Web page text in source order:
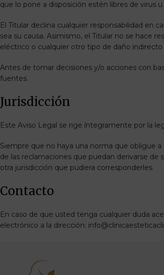
que lo pone a disposición estén libres de virus
El Titular declina cualquier responsabilidad en
sea su causa. Asimismo, el Titular no se hace
eléctrico o cualquier otro tipo de daño
Antes de tomar decisiones y/o acciones con
fuentes.
Jurisdicción
Este Aviso Legal se rige íntegramente por la
Siempre que no haya una norma que obligue
de las reclamaciones que puedan derivarse de
otra jurisdicción que pudiera corresponderles.
Contacto
En caso de que usted tenga cualquier duda
electrónico a la dirección: